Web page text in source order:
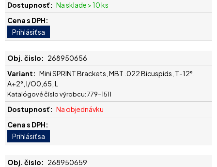
Na sklade > 10 ks
268950656
Mini SPRINT Brackets, MBT .022 Bicuspids, T-12°,
A+2°, I/O0,65, L
Katalógové číslo výrobcu: 779-1511
Na objednávku
268950659